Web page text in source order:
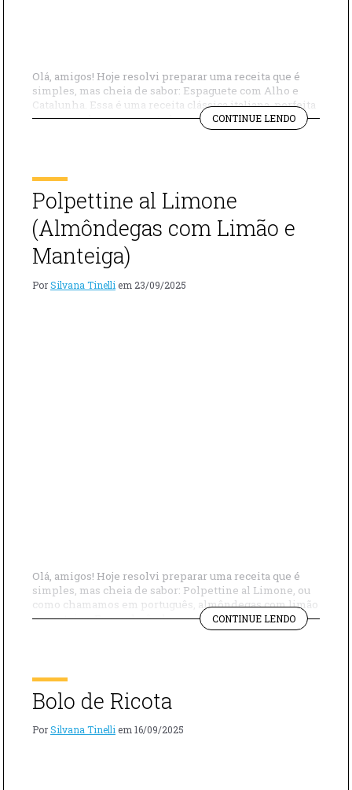
Olá, amigos! Hoje resolvi preparar uma receita que é
simples, mas cheia de sabor: Espaguete com Alho e
Catalunha. Essa é uma receita clássica italiana, perfeita
para quem busca um prato leve e saboroso, ideal para
quem não come carne ou prefere evitar gorduras. O
CONTINUE LENDO"SPAGHETTI
ALLA
Polpettine al Limone
(Almôndegas com Limão e
Manteiga)
PorSilvana Tinelli em 23/09/2025
Olá, amigos! Hoje resolvi preparar uma receita que é
simples, mas cheia de sabor: Polpettine al Limone, ou
como chamamos em português, almôndegas com limão
e manteiga. Essas almôndegas são delicadas e bem
temperadas, envolvidas em um molho leve e aromático
CONTINUE LENDO
AL
Bolo de Ricota
PorSilvana Tinelli em 16/09/2025